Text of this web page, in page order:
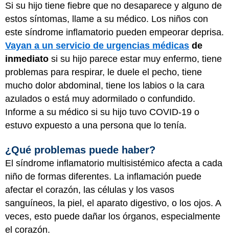
Si su hijo tiene fiebre que no desaparece y alguno de
estos síntomas, llame a su médico. Los niños con
este síndrome inflamatorio pueden empeorar deprisa.
Vayan a un servicio de urgencias médicas de
inmediato si su hijo parece estar muy enfermo, tiene
problemas para respirar, le duele el pecho, tiene
mucho dolor abdominal, tiene los labios o la cara
azulados o está muy adormilado o confundido.
Informe a su médico si su hijo tuvo COVID-19 o
estuvo expuesto a una persona que lo tenía.
¿Qué problemas puede haber?
El síndrome inflamatorio multisistémico afecta a cada
niño de formas diferentes. La inflamación puede
afectar el corazón, las células y los vasos
sanguíneos, la piel, el aparato digestivo, o los ojos. A
veces, esto puede dañar los órganos, especialmente
el corazón.